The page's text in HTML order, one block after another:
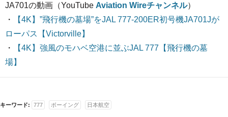
JA701の動画（YouTube Aviation Wireチャンネル）
・
【4K】”飛行機の墓場”をJAL 777-200ER初号機JA701Jが
ローパス【Victorville】
・
【4K】強風のモハベ空港に並ぶJAL 777【飛行機の墓
場】
キーワード: 777 ボーイング 日本航空